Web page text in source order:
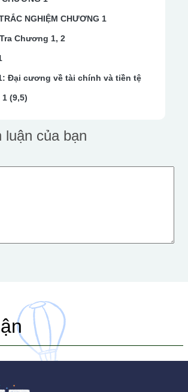
NGHIỆM CHƯƠNG 1
Chương 1, 2
Đại cương về tài chính và tiền tệ
(9,5)
luận của bạn